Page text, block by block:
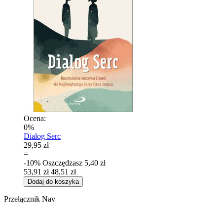
Ocena:
0%
Dialog Serc
29,95 zł
=
-10% Oszczędzasz 5,40 zł
53,91 zł 48,51 zł
Dodaj do koszyka
Przełącznik Nav